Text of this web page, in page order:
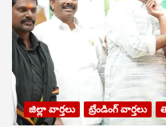
జిల్లా వార్తలు ట్రేండింగ్ వార్తలు